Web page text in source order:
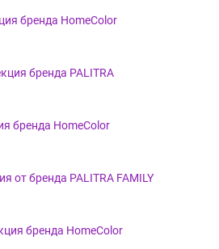
бренда HomeColor
бренда PALITRA
бренда HomeColor
от бренда PALITRA FAMILY
бренда HomeColor